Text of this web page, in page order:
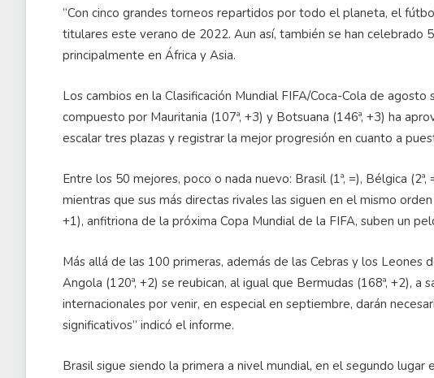
“Con cinco grandes torneos repartidos por todo el planeta, el
titulares este verano de 2022. Aun así, también se han celebrado
principalmente en África y Asia.
Los cambios en la Clasificación Mundial FIFA/Coca-Cola de
compuesto por Mauritania (107ª, +3) y Botsuana (146ª, +3) ha
escalar tres plazas y registrar la mejor progresión en cuanto a
Entre los 50 mejores, poco o nada nuevo: Brasil (1ª, =), Bélgica
mientras que sus más directas rivales las siguen en el mismo orden
+1), anfitriona de la próxima Copa Mundial de la FIFA, suben un
Más allá de las 100 primeras, además de las Cebras y los Leones
Angola (120ª, +2) se reubican, al igual que Bermudas (168ª, +2), a
internacionales por venir, en especial en septiembre, darán
significativos” indicó el informe.
Brasil sigue siendo la primera a nivel mundial, en el segundo